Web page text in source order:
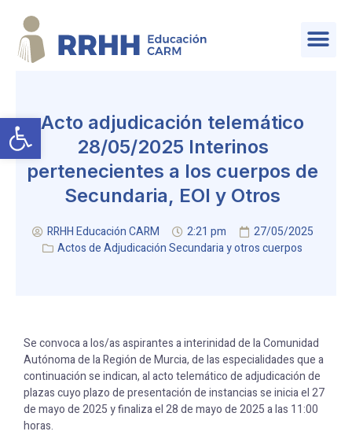
Abrir barra de herramientas
Acto adjudicación telemático
28/05/2025 Interinos
pertenecientes a los cuerpos de
Secundaria, EOI y Otros
RRHH Educación CARM 2:21 pm
27/05/2025
Actos de Adjudicación Secundaria y otros cuerpos
Se convoca a los/as aspirantes a interinidad de la Comunidad
Autónoma de la Región de Murcia, de las especialidades que a
continuación se indican, al acto telemático de adjudicación de
plazas cuyo plazo de presentación de instancias se inicia el 27
de mayo de 2025 y finaliza el 28 de mayo de 2025 a las 11:00
horas.